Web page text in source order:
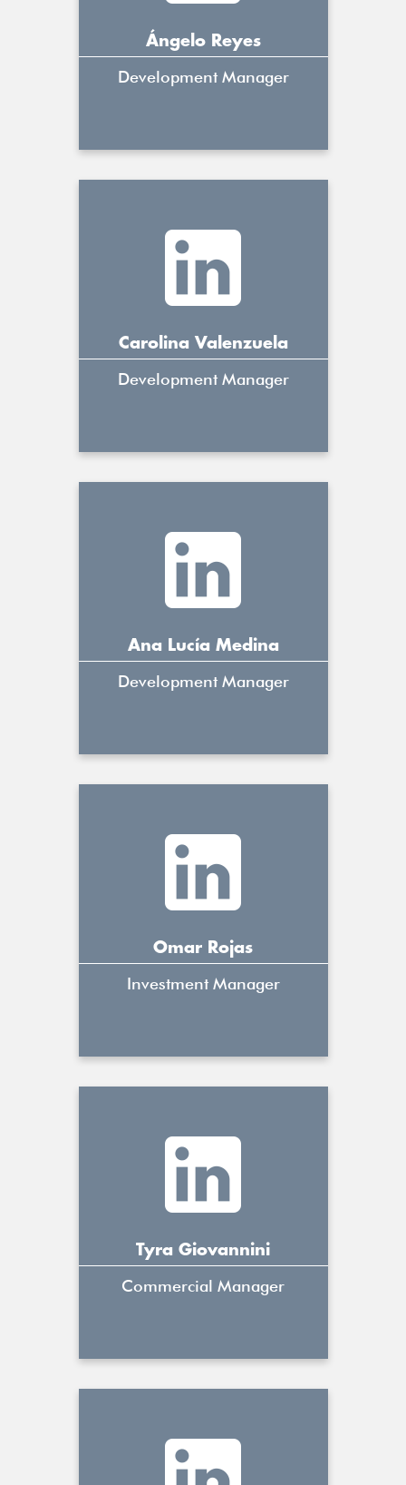
Ángelo Reyes
Development Manager
Carolina Valenzuela
Development Manager
Ana Lucía Medina
Development Manager
Omar Rojas
Investment Manager
Tyra Giovannini
Commercial Manager